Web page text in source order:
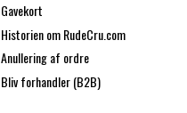
Gavekort
Historien om RudeCru.com
Anullering af ordre
Bliv forhandler (B2B)